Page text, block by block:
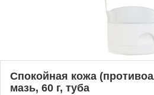
Спокойная кожа
мазь, 60 г, туба